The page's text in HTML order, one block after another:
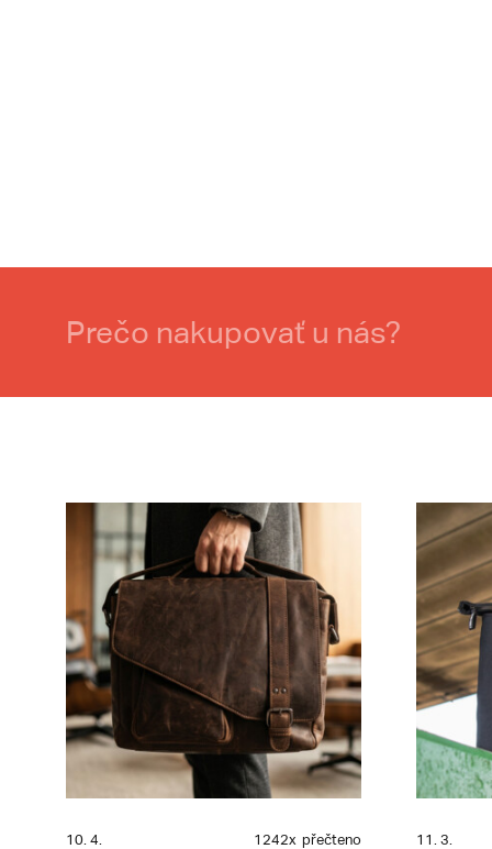
Prečo nakupovať u nás?
10. 4. 1242x přečteno 11. 3.